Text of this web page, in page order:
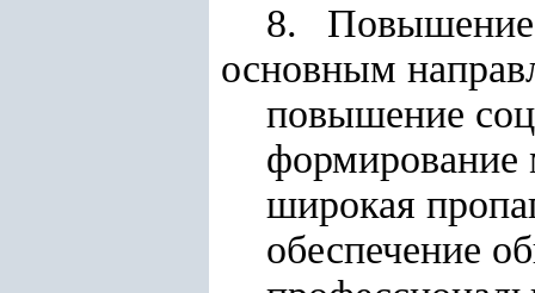
8.
основным
повышение
формирование
широкая
обеспечение